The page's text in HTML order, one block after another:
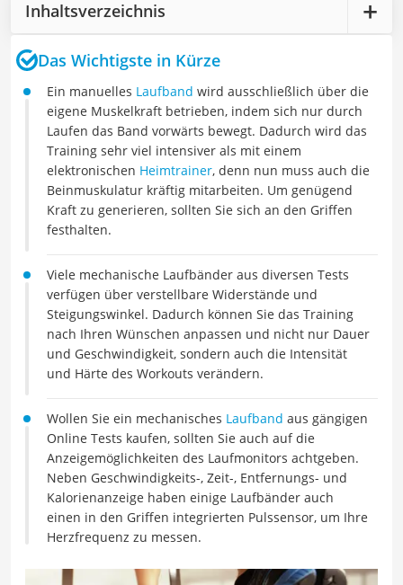
Inhaltsverzeichnis
Das Wichtigste in Kürze
Ein manuelles Laufband wird ausschließlich über die
eigene Muskelkraft betrieben, indem sich nur durch
Laufen das Band vorwärts bewegt. Dadurch wird das
Training sehr viel intensiver als mit einem
elektronischen Heimtrainer, denn nun muss auch die
Beinmuskulatur kräftig mitarbeiten. Um genügend
Kraft zu generieren, sollten Sie sich an den Griffen
festhalten.
Viele mechanische Laufbänder aus diversen Tests
verfügen über verstellbare Widerstände und
Steigungswinkel. Dadurch können Sie das Training
nach Ihren Wünschen anpassen und nicht nur Dauer
und Geschwindigkeit, sondern auch die Intensität
und Härte des Workouts verändern.
Wollen Sie ein mechanisches Laufband aus gängigen
Online Tests kaufen, sollten Sie auch auf die
Anzeigemöglichkeiten des Laufmonitors achtgeben.
Neben Geschwindigkeits-, Zeit-, Entfernungs- und
Kalorienanzeige haben einige Laufbänder auch
einen in den Griffen integrierten Pulssensor, um Ihre
Herzfrequenz zu messen.